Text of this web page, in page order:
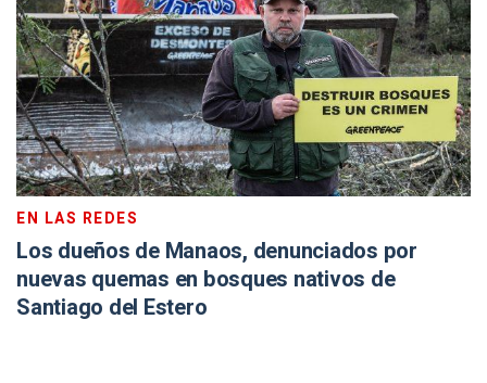
EN LAS REDES
Los dueños de Manaos, denunciados por
nuevas quemas en bosques nativos de
Santiago del Estero